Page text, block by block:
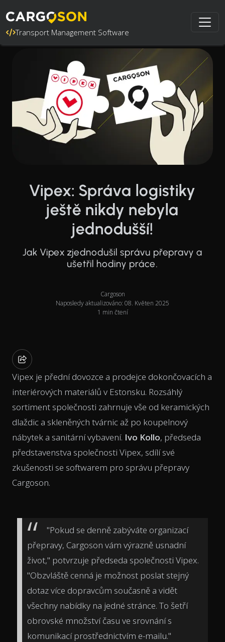
Transport Management Software
Vipex: Správa logistiky
ještě nikdy nebyla
jednodušší!
Jak Vipex zjednodušil správu přepravy a
ušetřil hodiny práce.
Cargoson
Naposledy aktualizováno: 08. Květen 2025
1 min čtení
Vipex je přední dovozce a prodejce dokončovacích a
interiérových materiálů v Estonsku. Rozsáhlý
sortiment společnosti zahrnuje vše od keramických
dlaždic a skleněných tvárnic až po koupelnový
nábytek a sanitární vybavení. Ivo Kollo, předseda
představenstva společnosti Vipex, sdílí své
zkušenosti se softwarem pro správu přepravy
Cargoson.
"Pokud se denně zabýváte organizací
přepravy, Cargoson vám výrazně usnadní
život," potvrzuje předseda společnosti Vipex.
"Obzvláště cenná je možnost poslat stejný
dotaz více dopravcům současně a vidět
všechny nabídky na jedné stránce. To šetří
obrovské množství času ve srovnání s
komunikací prostřednictvím e-mailu."